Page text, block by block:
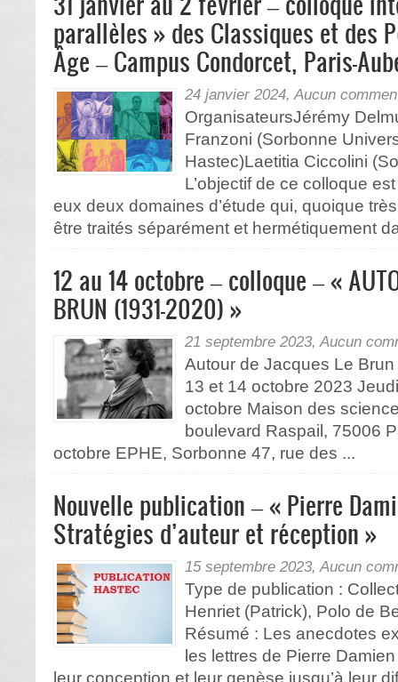
parallèles » des Classiques et des
Âge – Campus Condorcet, Paris-
24 janvier 2024,Aucun
OrganisateursJérémy
Franzoni (Sorbonne
Hastec)Laetitia Ciccolini
L’objectif de ce colloque
eux deux domaines d’étude qui, quoique
être traités séparément et hermétiquement
12 au 14 octobre – colloque – «
BRUN (1931-2020) »
21 septembre 2023,Aucun
Autour de Jacques Le
13 et 14 octobre 2023
octobre Maison des
boulevard Raspail, 75006
octobre EPHE, Sorbonne 47, rue des ...
Nouvelle publication – « Pierre
Stratégies d’auteur et réception »
15 septembre 2023,Aucun
Type de publication :
Henriet (Patrick), Polo de
Résumé : Les anecdotes
les lettres de Pierre
leur conception et leur genèse jusqu’à leur